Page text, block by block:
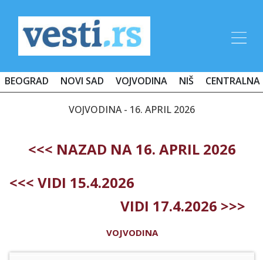
BEOGRAD NOVI SAD VOJVODINA NIŠ CENTRALNA
VOJVODINA - 16. APRIL 2026
<<< NAZAD NA 16. APRIL 2026
<<< VIDI 15.4.2026
VIDI 17.4.2026 >>>
VOJVODINA